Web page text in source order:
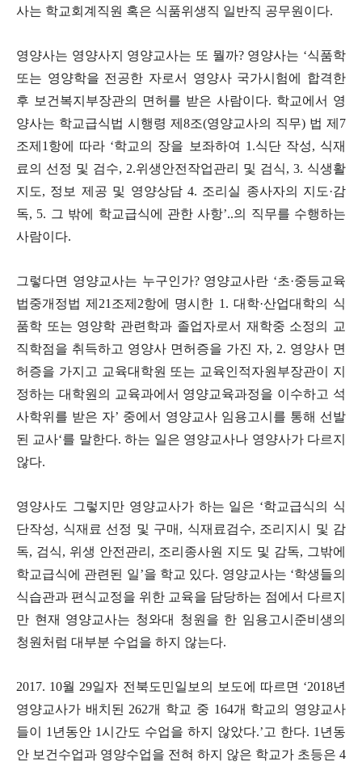
사는 학교회계직원 혹은 식품위생직 일반직 공무원이다.
영양사는 영양사지 영양교사는 또 뭘까? 영양사는 ‘식품학
또는 영양학을 전공한 자로서 영양사 국가시험에 합격한
후 보건복지부장관의 면허를 받은 사람이다. 학교에서 영
양사는 학교급식법 시행령 제 8조(영양교사의 직무) 법 제 7
조제 1 항에 따라 ‘학교의 장을 보좌하여 1.식단 작성, 식재
료의 선정 및 검수, 2.위생안전작업관리 및 검식, 3. 식생활
지도, 정보 제공 및 영양상담 4. 조리실 종사자의 지도·감
독, 5. 그 밖에 학교급식에 관한 사항’..의 직무를 수행하는
사람이다.
그렇다면 영양교사는 누구인가? 영양교사란 ‘초·중등교육
법중개정법 제 21 조제 2항에 명시한 1. 대학·산업대학의 식
품학 또는 영양학 관련학과 졸업자로서 재학중 소정의 교
직학점을 취득하고 영양사 면허증을 가진 자, 2. 영양사 면
허증을 가지고 교육대학원 또는 교육인적자원부장관이 지
정하는 대학원의 교육과에서 영양교육과정을 이수하고 석
사학위를 받은 자’ 중에서 영양교사 임용고시를 통해 선발
된 교사‘를 말한다.하는 일은 영양교사나 영양사가 다르지
않다.
영양사도 그렇지만 영양교사가 하는 일은 ‘학교급식의 식
단작성, 식재료 선정 및 구매 , 식재료검수, 조리지시 및 감
독, 검식, 위생 안전관리 , 조리종사원 지도 및 감독, 그밖에
학교급식에 관련된 일’을 학교 있다. 영양교사는 ‘학생들의
식습관과 편식교정을 위한 교육을 담당하는 점에서 다르지
만 현재 영양교사는 청와대 청원을 한 임용고시준비생의
청원처럼 대부분 수업을 하지 않는다.
2017. 10월 29일자 전북도민일보의 보도에 따르면 ‘2018년
영양교사가 배치된 262개 학교 중 164개 학교의 영양교사
들이 1 년동안 1시간도 수업을 하지 않았다.’고 한다. 1 년동
안 보건수업과 영양수업을 전혀 하지 않은 학교가 초등은 4